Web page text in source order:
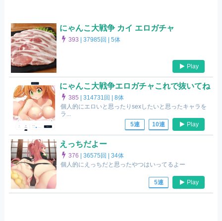
にゃんこ大戦争 カイ エロガチャ
393 |37985回 |5体
Play
にゃんこ大戦争エロガチャこれで抜いてね
385 |314731回 |8体
個人的にエロいと思ったりsexしたいと思ったキャラを
ラ...
5連
10連 Play
えっちだよー
376 |36575回 |34体
個人的にえっちだと思ったやつはいってるよー
5連 Play